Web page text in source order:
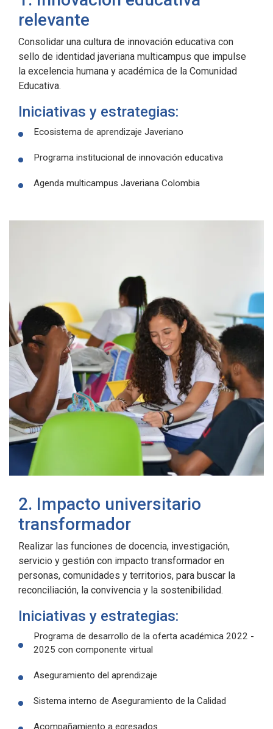
relevante
Consolidar una cultura de innovación educativa con
sello de identidad javeriana multicampus que impulse
la excelencia humana y académica de la Comunidad
Educativa.
Iniciativas y estrategias:
Ecosistema de aprendizaje Javeriano
Programa institucional de innovación educativa
Agenda multicampus Javeriana Colombia
2. Impacto universitario
transformador
Realizar las funciones de docencia, investigación,
servicio y gestión con impacto transformador en
personas, comunidades y territorios, para buscar la
reconciliación, la convivencia y la sostenibilidad.
Iniciativas y estrategias:
Programa de desarrollo de la oferta académica 2022 -
2025 con componente virtual
Aseguramiento del aprendizaje
Sistema interno de Aseguramiento de la Calidad
Acompañamiento a egresados